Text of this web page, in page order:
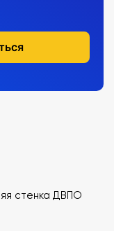
стенка ДВПО